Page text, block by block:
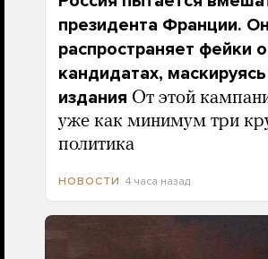
президента Франции.
распространяет фейки
кандидатах,
издания От этой
уже как минимум три
политика
НОВОСТИ 4 часа назад